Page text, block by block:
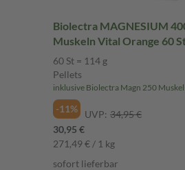
Biolectra MAGNESIUM
Muskeln
60 St = 114 g
Pellets
inklusive Biolectra Magn 250
-11% UVP: 34,95 €
30,95 €
271,49 € / 1 kg
sofort lieferbar